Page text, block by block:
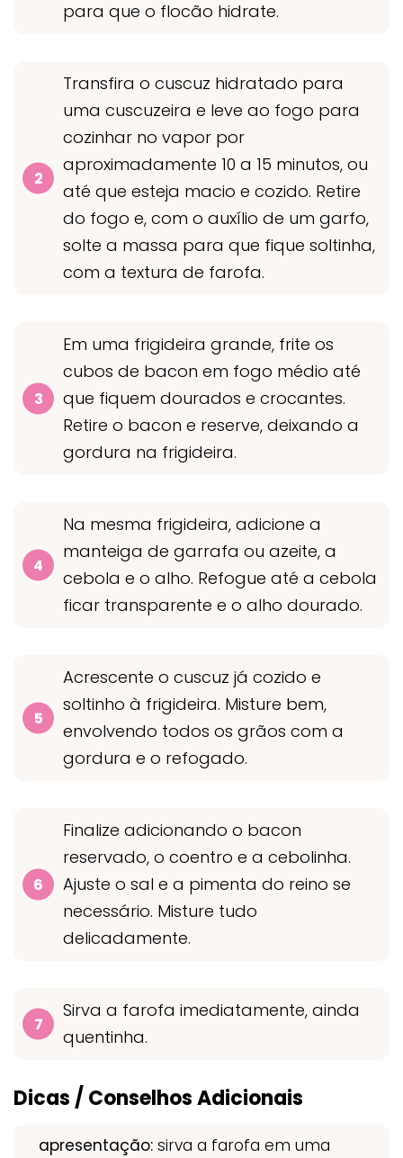
para que o flocão hidrate.
Transfira o cuscuz hidratado para
uma cuscuzeira e leve ao fogo para
cozinhar no vapor por
aproximadamente 10 a 15 minutos, ou
até que esteja macio e cozido. Retire
do fogo e, com o auxílio de um garfo,
solte a massa para que fique soltinha,
com a textura de farofa.
Em uma frigideira grande, frite os
cubos de bacon em fogo médio até
que fiquem dourados e crocantes.
Retire o bacon e reserve, deixando a
gordura na frigideira.
Na mesma frigideira, adicione a
manteiga de garrafa ou azeite, a
cebola e o alho. Refogue até a cebola
ficar transparente e o alho dourado.
Acrescente o cuscuz já cozido e
soltinho à frigideira. Misture bem,
envolvendo todos os grãos com a
gordura e o refogado.
Finalize adicionando o bacon
reservado, o coentro e a cebolinha.
Ajuste o sal e a pimenta do reino se
necessário. Misture tudo
delicadamente.
Sirva a farofa imediatamente, ainda
quentinha.
Dicas / Conselhos Adicionais
apresentação: sirva a farofa em uma